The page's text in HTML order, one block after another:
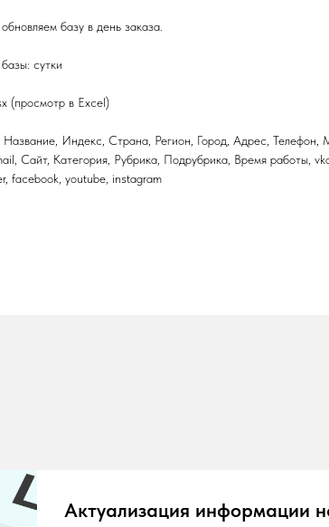
базу в день заказа.
сутки
(просмотр в Excel)
Индекс, Страна, Регион, Город, Адрес, Телефон,
Сайт, Категория, Рубрика, Подрубрика, Время работы,
facebook, youtube, instagram
Актуализация информации